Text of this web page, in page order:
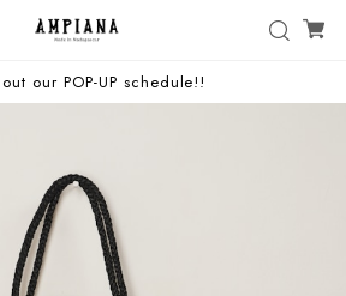
our POP-UP schedule!!